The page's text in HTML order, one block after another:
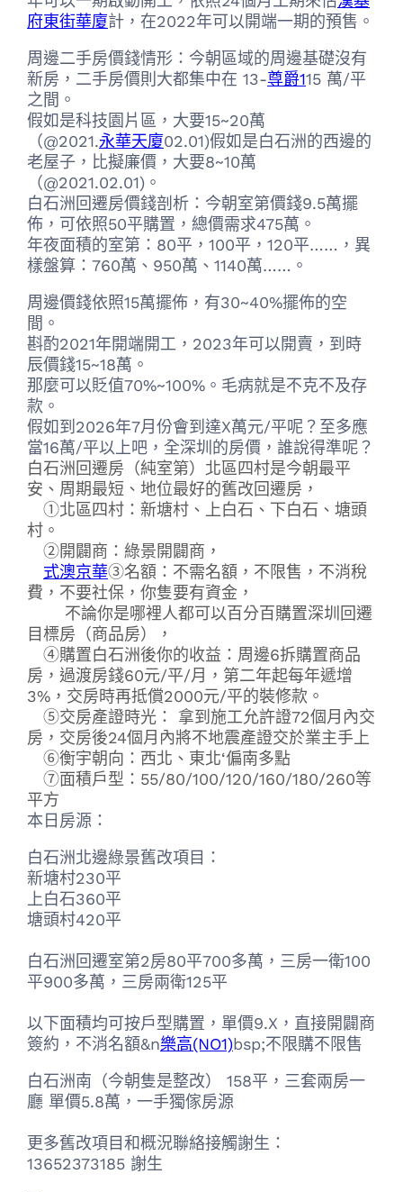
府東街華廈計，在2022年可以開端一期的預售。
周邊二手房價錢情形：今朝區域的周邊基礎沒有
新房，二手房價則大都集中在 13-尊爵115 萬/平
之間。
假如是科技園片區，大要15~20萬
（@2021.永華天廈02.01)假如是白石洲的西邊的
老屋子，比擬廉價，大要8~10萬
（@2021.02.01)。
白石洲回遷房價錢剖析：今朝室第價錢9.5萬擺
佈，可依照50平購置，總價需求475萬。
年夜面積的室第：80平，100平，120平……，異
樣盤算：760萬、950萬、1140萬……。
周邊價錢依照15萬擺佈，有30~40%擺佈的空
間。
斟酌2021年開端開工，2023年可以開賣，到時
辰價錢15~18萬。
那麼可以貶值70%~100%。毛病就是不克不及存
款。
假如到2026年7月份會到達X萬元/平呢？至多應
當16萬/平以上吧，全深圳的房價，誰說得準呢？
白石洲回遷房（純室第）北區四村是今朝最平
安、周期最短、地位最好的舊改回遷房，
①北區四村：新塘村、上白石、下白石、塘頭
村。
②開闢商：綠景開闢商，
式澳京華③名額：不需名額，不限售，不消稅
費，不要社保，你隻要有資金，
不論你是哪裡人都可以百分百購置深圳回遷
目標房（商品房），
④購置白石洲後你的收益：周邊6拆購置商品
房， 過渡房錢60元/平/月， 第二年起每年遞增
3%， 交房時再抵償2000元/平的裝修款。
⑤交房產證時光：
拿到施工允許證72個月內交
房，交房後24個月內將不地震產證交於業主手上
⑥衡宇朝向：西北、東北‘偏南多點
⑦面積戶型： 55/80/100/120/160/180/260等
平方
本日房源：
白石洲北邊綠景舊改項目：
新塘村230平
上白石360平
塘頭村420平
白石洲回遷室第2房80平700多萬，三房一衛100
平900多萬，三房兩衛125平
以下面積均可按戶型購置，單價9.X，直接開闢商
簽約，不消名額&n樂高(NO1)bsp;不限購不限售
白石洲南（今朝隻是整改） 158平，三套兩房一
廳 單價5.8萬，一手獨傢房源
更多舊改項目和概況聯絡接觸謝生：
13652373185 謝生